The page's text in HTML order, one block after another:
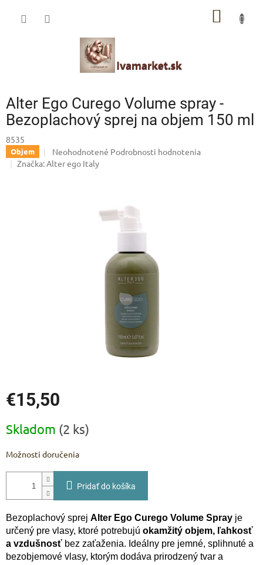
Alter Ego Curego Volume spray -
Bezoplachový sprej na objem 150 ml
8535
Objem
Priemerné
hodnotenie
Neohodnotené Podrobnosti hodnotenia
Značka:Alter ego Italy
€15,50
cena:
Skladom (2 ks)
Možnosti doručenia
Pridať do košíka
Bezoplachový sprej Alter Ego Curego Volume Spray je
určený pre vlasy, ktoré potrebujú okamžitý objem, ľahkosť
a vzdušnosť bez zaťaženia. Ideálny pre jemné, splihnuté a
bezobjemové vlasy, ktorým dodáva prirodzený tvar a
IVAMARKET poradca